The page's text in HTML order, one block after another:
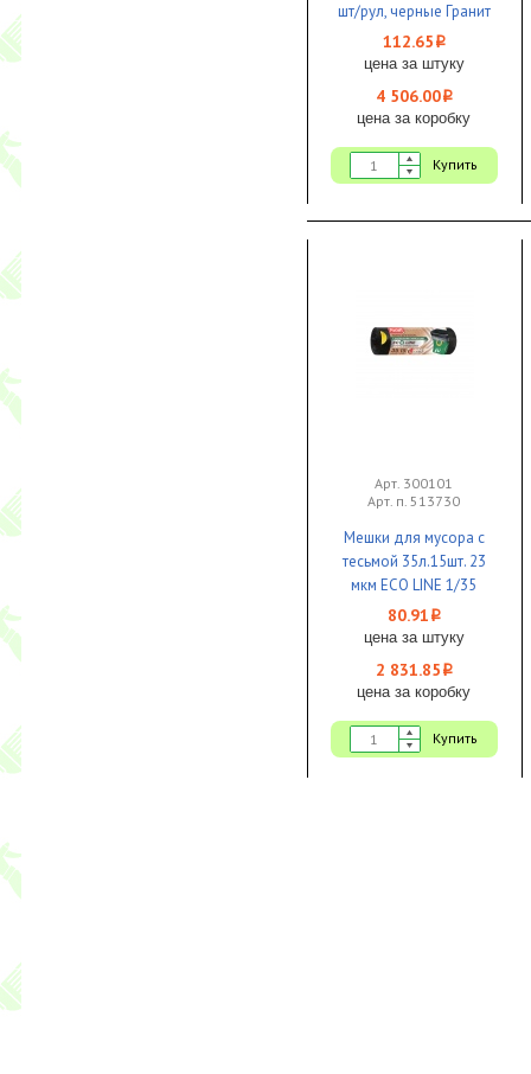
шт/рул, черные Гранит
1/40 КБ
112.65 i
цена за штуку
4 506.00i
цена за коробку
Купить
Арт. 300101
Арт. п. 513730
Мешки для мусора с
тесьмoй 35л.15шт. 23
мкм ECO LINE 1/35
Paclan
80.91 i
цена за штуку
2 831.85 i
цена за коробку
Купить